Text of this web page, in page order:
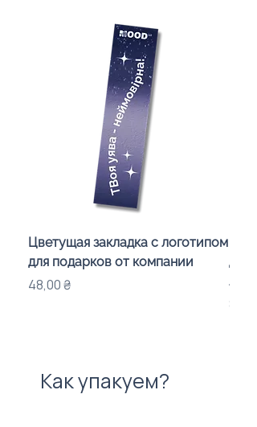
Цветущая закладка с логотипом
для подарков от компании
Цена
48,00 ₴
для
Цена
Как упакуем?